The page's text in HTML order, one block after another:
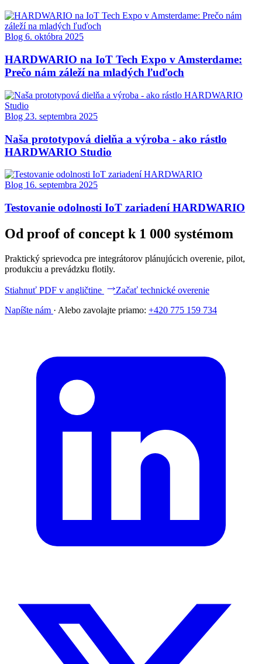
Blog 6. októbra 2025
HARDWARIO na IoT Tech Expo v Amsterdame:
Prečo nám záleží na mladých ľuďoch
Blog 23. septembra 2025
Naša prototypová dielňa a výroba - ako rástlo
HARDWARIO Studio
Blog 16. septembra 2025
Testovanie odolnosti IoT zariadení HARDWARIO
Od proof of concept k 1 000 systémom
Praktický sprievodca pre integrátorov plánujúcich overenie, pilot,
produkciu a prevádzku flotily.
Stiahnuť PDF v angličtine
Začať technické overenie
Napíšte nám · Alebo zavolajte priamo: +420 775 159 734